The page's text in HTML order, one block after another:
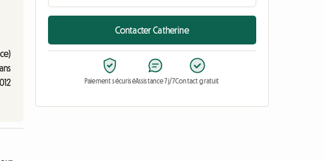
Contacter Catherine
Paiement sécuriséAssistance 7j/7Contact gratuit